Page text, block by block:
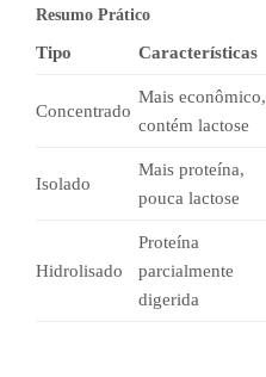
Resumo Prático
Tipo Características
Concentrado
Mais econômico,
contém lactose
Isolado
Mais proteína,
pouca lactose
Hidrolisado
Proteína
parcialmente
digerida